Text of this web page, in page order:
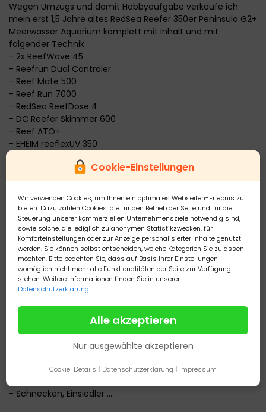
Cookie-Einstellungen
Wir verwenden Cookies, um Ihnen ein optimales Webseiten-Erlebnis zu
bieten. Dazu zählen Cookies, die für den Betrieb der Seite und für die
Steuerung unserer kommerziellen Unternehmensziele notwendig sind,
sowie solche, die lediglich zu anonymen Statistikzwecken, für
Komforteinstellungen oder zur Anzeige personalisierter Inhalte genutzt
werden. Sie können selbst entscheiden, welche Kategorien Sie zulassen
möchten. Bitte beachten Sie, dass auf Basis Ihrer Einstellungen
womöglich nicht mehr alle Funktionalitäten der Seite zur Verfügung
stehen. Weitere Informationen finden Sie in unserer
Datenschutzerklärung.
Alle akzeptieren
Nur ausgewählte akzeptieren
Cookie-Details | Datenschutzerklärung | Impressum
Wegen Umzugs und damit Hobbyaufgabe verkaufe ich
mein erst 1,5 Jahre altes RedSea Reefer 350er Peninsula G2+
Meerwasser Aquarium komplett mit Inhalt und mit
folgender Technik:
- 2x ReefWave 45
- Reefrun Dual Controler
- Reef Mate 500
- Reef Run 7000
- RedSea ReefDose 4
- DC Reefer Skimmer 600
- Reef ATO+
- EHEIM reeflexUV 350
- AI Hydra 26 + AI Hydra 32 mit D-D OTM Rail-Set für AI-
- Site Out Control Panel 60 mit Korb im Unterschrank
Tiere:
- 5 sehr farbige Lippfische, die als Gruppe super
harmonieren
- 2 kleine Höhlenlippfische
- 2 Ocelaris- 1 Bicolor-Blenny
- 1 gelbe Korallengrundel
- 1 Blaustreifen
- 1 Korallengrundel
- 1 Bellulus Knalli mit total schöner Grundel (auf dem einen
- 2 Kardinalsgarnelen
- 2 oder 3 Kückenthalis
- 2-4 Algenkrabben
- Schnecken, Einsiedler ....